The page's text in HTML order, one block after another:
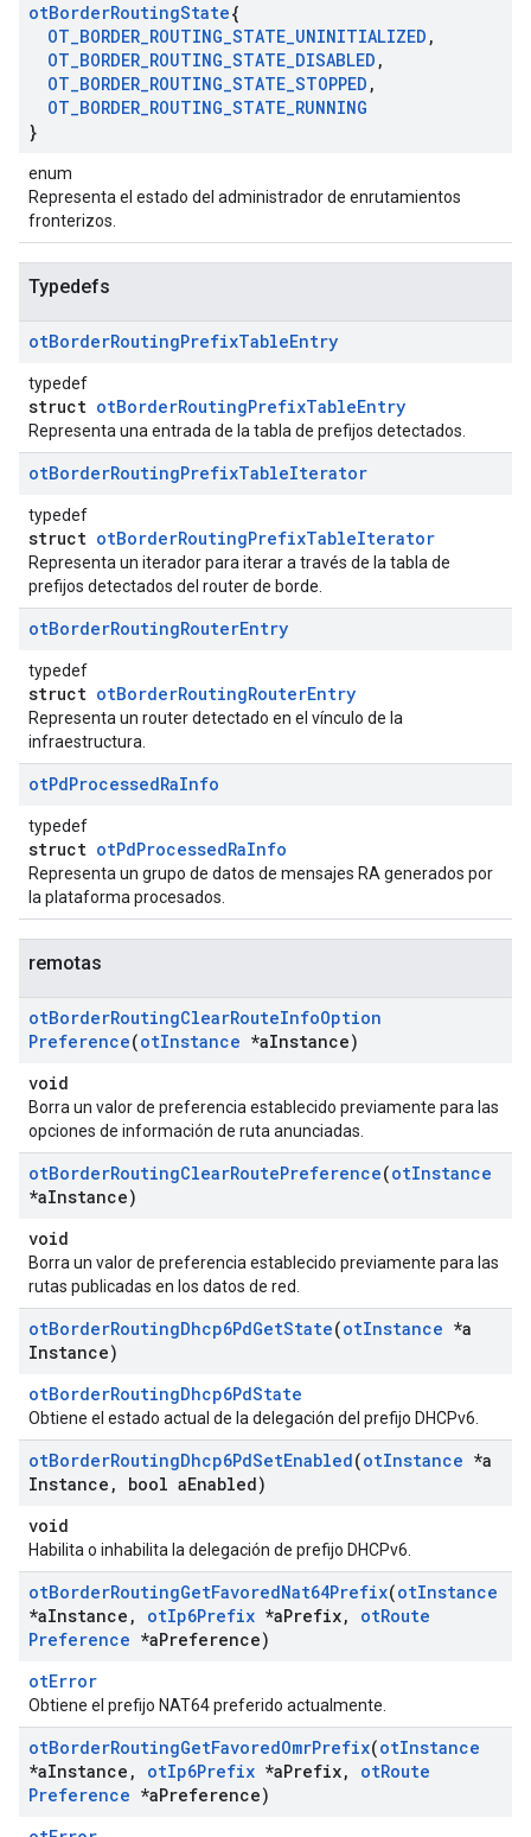
otBorderRoutingState{
OT_BORDER_ROUTING_STATE_UNINITIALIZED ,
OT_BORDER_ROUTING_STATE_DISABLED ,
OT_BORDER_ROUTING_STATE_STOPPED ,
OT_BORDER_ROUTING_STATE_RUNNING
}
enum
Representa el estado del administrador de enrutamientos
fronterizos.
Typedefs
otBorderRoutingPrefixTableEntry
typedef
struct otBorderRoutingPrefixTableEntry
Representa una entrada de la tabla de prefijos detectados.
otBorderRoutingPrefixTableIterator
typedef
struct otBorderRoutingPrefixTableIterator
Representa un iterador para iterar a través de la tabla de
prefijos detectados del router de borde.
otBorderRoutingRouterEntry
typedef
struct otBorderRoutingRouterEntry
Representa un router detectado en el vínculo de la
infraestructura.
otPdProcessedRaInfo
typedef
struct otPdProcessedRaInfo
Representa un grupo de datos de mensajes RA generados por
la plataforma procesados.
remotas
otBorderRoutingClearRouteInfoOption
Preference(otInstance *aInstance)
void
Borra un valor de preferencia establecido previamente para las
opciones de información de ruta anunciadas.
otBorderRoutingClearRoutePreference(otInstance
*aInstance)
void
Borra un valor de preferencia establecido previamente para las
rutas publicadas en los datos de red.
otBorderRoutingDhcp6PdGetState(otInstance *a
Instance)
otBorderRoutingDhcp6PdState
Obtiene el estado actual de la delegación del prefijo DHCPv6.
otBorderRoutingDhcp6PdSetEnabled(otInstance *a
Instance , bool aEnabled)
void
Habilita o inhabilita la delegación de prefijo DHCPv6.
otBorderRoutingGetFavoredNat64Prefix(otInstance
*aInstance , otIp6Prefix *aPrefix, otRoute
Preference *aPreference)
otError
Obtiene el prefijo NAT64 preferido actualmente.
otBorderRoutingGetFavoredOmrPrefix(otInstance
*aInstance , otIp6Prefix *aPrefix, otRoute
Preference *aPreference)